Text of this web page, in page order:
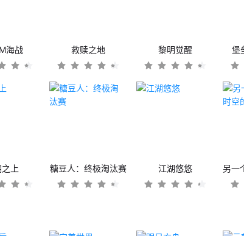
海战 救赎之地 黎明觉醒 堡
上 糖豆人：终极淘汰赛 江湖悠悠